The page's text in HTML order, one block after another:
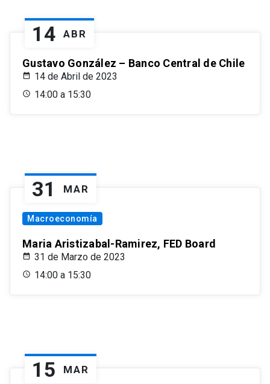
14 ABR
Gustavo González – Banco Central de Chile
14 de Abril de 2023
14:00 a 15:30
31 MAR
Macroeconomía
Maria Aristizabal-Ramirez, FED Board
31 de Marzo de 2023
14:00 a 15:30
15 MAR